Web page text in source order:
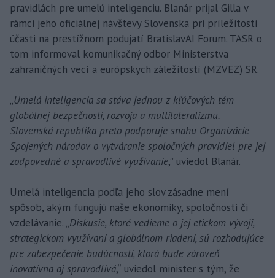
pravidlách pre umelú inteligenciu. Blanár prijal Gilla v
rámci jeho oficiálnej návštevy Slovenska pri príležitosti
účasti na prestížnom podujatí BratislavAI Forum. TASR o
tom informoval komunikačný odbor Ministerstva
zahraničných vecí a európskych záležitostí (MZVEZ) SR.
„Umelá inteligencia sa stáva jednou z kľúčových tém
globálnej bezpečnosti, rozvoja a multilateralizmu.
Slovenská republika preto podporuje snahu Organizácie
Spojených národov o vytváranie spoločných pravidiel pre jej
zodpovedné a spravodlivé využívanie,” uviedol Blanár.
Umelá inteligencia podľa jeho slov zásadne mení
spôsob, akým fungujú naše ekonomiky, spoločnosti či
vzdelávanie. „Diskusie, ktoré vedieme o jej etickom vývoji,
strategickom využívaní a globálnom riadení, sú rozhodujúce
pre zabezpečenie budúcnosti, ktorá bude zároveň
inovatívna aj spravodlivá,“ uviedol minister s tým, že